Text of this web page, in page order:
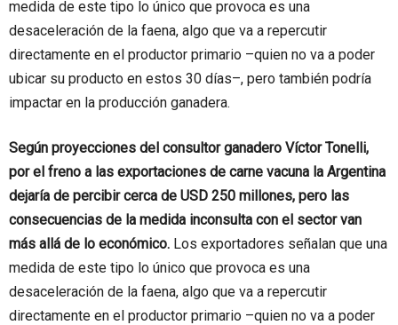
medida de este tipo lo único que provoca es una
desaceleración de la faena, algo que va a repercutir
directamente en el productor primario –quien no va a poder
ubicar su producto en estos 30 días–, pero también podría
impactar en la producción ganadera.
Según proyecciones del consultor ganadero Víctor Tonelli,
por el freno a las exportaciones de carne vacuna la Argentina
dejaría de percibir cerca de USD 250 millones, pero las
consecuencias de la medida inconsulta con el sector van
más allá de lo económico. Los exportadores señalan que una
medida de este tipo lo único que provoca es una
desaceleración de la faena, algo que va a repercutir
directamente en el productor primario –quien no va a poder